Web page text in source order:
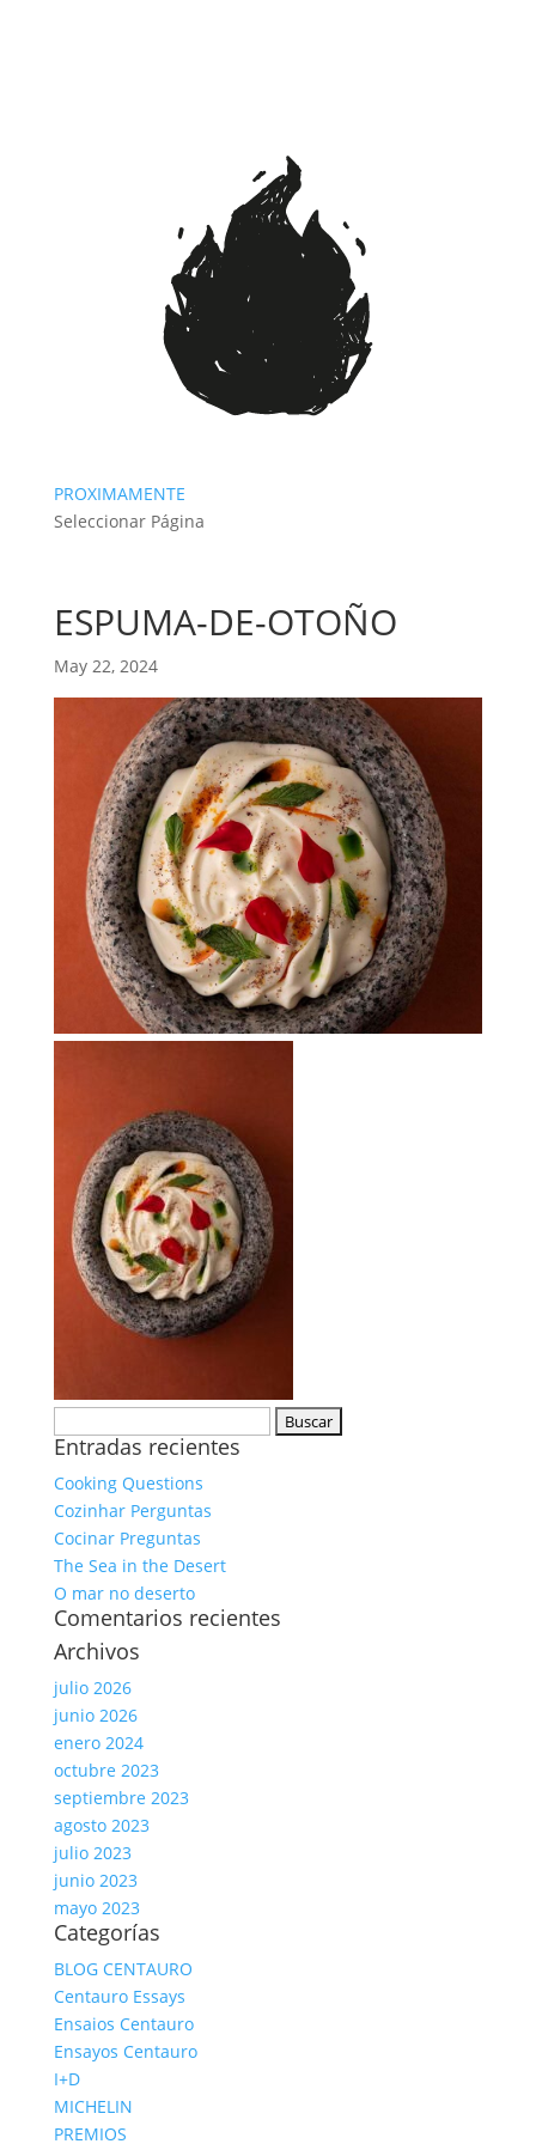
PROXIMAMENTE
Seleccionar Página
ESPUMA-DE-OTOÑO
May 22, 2024
Entradas recientes
Cooking Questions
Cozinhar Perguntas
Cocinar Preguntas
The Sea in the Desert
O mar no deserto
Comentarios recientes
Archivos
julio 2026
junio 2026
enero 2024
octubre 2023
septiembre 2023
agosto 2023
julio 2023
junio 2023
mayo 2023
Categorías
BLOG CENTAURO
Centauro Essays
Ensaios Centauro
Ensayos Centauro
I+D
MICHELIN
PREMIOS